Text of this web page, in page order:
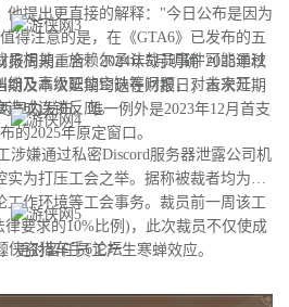
他提出更直接的解释："今日公布是因为
得注意的是，在《GTA6》已发布的五
周期重合：2024年5月明确"2025年秋
期及本次延期均选在财报日；首次延期
周内发布。唯一例外是2023年12月首支
的2025年原定窗口。
关，施赖尔承认裁员事件可能通过
及高级职位空缺等问题，对未来开发
造成连锁反应。
嫌通过私密Discord服务器泄露公司机
实为打压工会之举。据称被裁者均为工
工作环境等工会事务。裁员前一周该工
要求的10%比例)，此次裁员不仅使成
更对留任员工产生寒蝉效应。
侠盗猎车手6论坛